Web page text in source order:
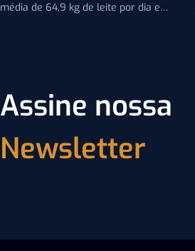
média de 64,9 kg de leite por dia e
Assine nossa
Newsletter